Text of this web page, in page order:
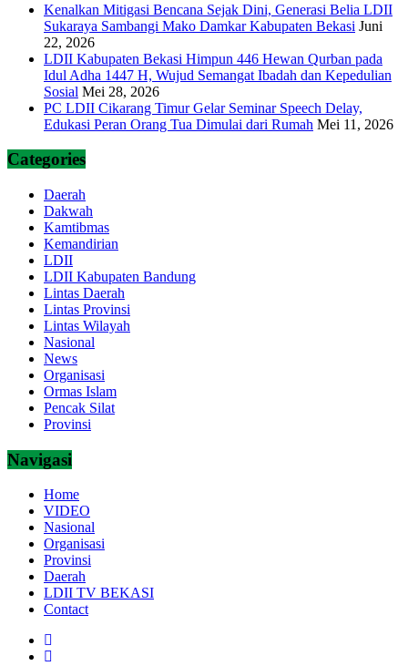
Kenalkan Mitigasi Bencana Sejak Dini, Generasi Belia LDII
Sukaraya Sambangi Mako Damkar Kabupaten Bekasi Juni
22, 2026
LDII Kabupaten Bekasi Himpun 446 Hewan Qurban pada
Idul Adha 1447 H, Wujud Semangat Ibadah dan Kepedulian
Sosial Mei 28, 2026
PC LDII Cikarang Timur Gelar Seminar Speech Delay,
Edukasi Peran Orang Tua Dimulai dari Rumah Mei 11, 2026
Categories
Daerah
Dakwah
Kamtibmas
Kemandirian
LDII
LDII Kabupaten Bandung
Lintas Daerah
Lintas Provinsi
Lintas Wilayah
Nasional
News
Organisasi
Ormas Islam
Pencak Silat
Provinsi
Navigasi
Home
VIDEO
Nasional
Organisasi
Provinsi
Daerah
LDII TV BEKASI
Contact